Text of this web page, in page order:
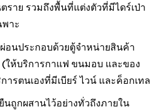
ราย รวมถึงพื้นที่แต่งตัวที่มีไดร์เป่า
พาะ
อนประกอบด้วยตู้จำหน่ายสินค้า
ให้บริการกาแฟ ขนมอบ และของ
ารตนเองที่มีเบียร์ ไวน์ และค็อกเทล
ถูกผสานไว้อย่างทั่วถึงภายใน